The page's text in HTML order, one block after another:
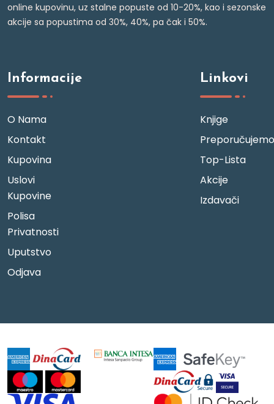
online kupovinu, uz stalne popuste od 10-20%, kao i sezonske
akcije sa popustima od 30%, 40%, pa čak i 50%.
Informacije
O Nama
Kontakt
Kupovina
Uslovi
Kupovine
Polisa
Privatnosti
Uputstvo
Odjava
Linkovi
Knjige
Preporučujemo
Top-Lista
Akcije
Izdavači